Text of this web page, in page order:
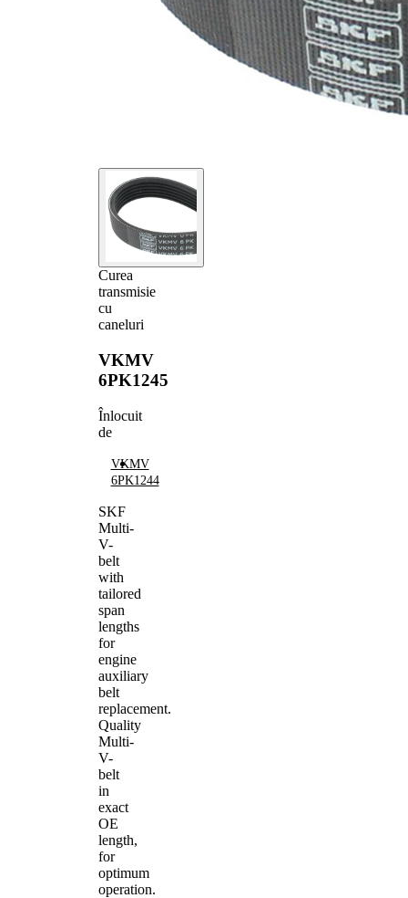
Curea
transmisie
cu
caneluri
VKMV
6PK1245
Înlocuit
de
VKMV
6PK1244
SKF
Multi-
V-
belt
with
tailored
span
lengths
for
engine
auxiliary
belt
replacement.
Quality
Multi-
V-
belt
in
exact
OE
length,
for
optimum
operation.